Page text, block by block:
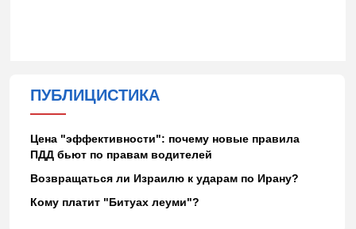
ПУБЛИЦИСТИКА
Цена "эффективности": почему новые правила
ПДД бьют по правам водителей
Возвращаться ли Израилю к ударам по Ирану?
Кому платит "Битуах леуми"?